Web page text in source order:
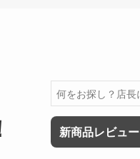
検
索
新商品レビュー